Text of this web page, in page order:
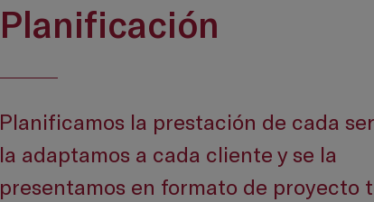
Planificación
Planificamos la prestación de cada
la adaptamos a cada cliente y se la
presentamos en formato de proyecto